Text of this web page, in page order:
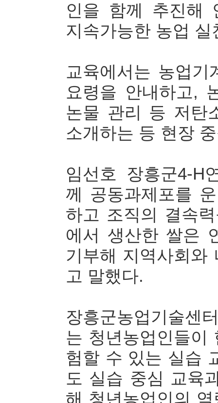
인을 함께 추진해
지속가능한 농업
교육에서는 농업
요령을 안내하고,
논물 관리 등 저탄
소개하는 등 현장
임선호 장흥군4-H
께 공동과제포를
하고 조직의 결속
에서 생산한 쌀은
기부해 지역사회와
고 말했다.
장흥군농업기술센
는 청년농업인들이
험할 수 있는 실습
도 실습 중심 교육
해 청년농업인의